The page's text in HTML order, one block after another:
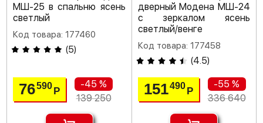
МШ-25 в спальню ясень
светлый
Код товара: 177460
(5)
76590Р
-45 %
139 250
дверный Модена МШ-24
с зеркалом ясень
светлый/венге
Код товара: 177458
(4.5)
151490 Р
-55 %
336 640